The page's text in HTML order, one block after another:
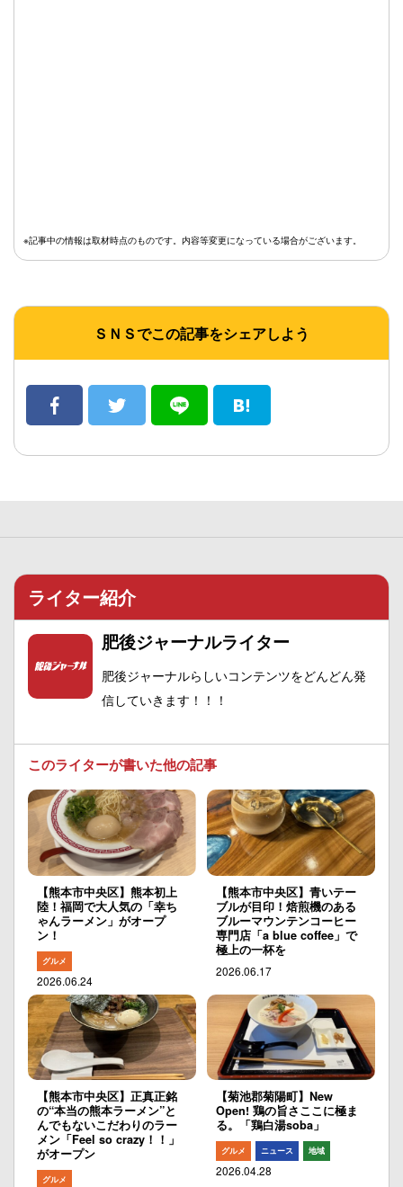
※記事中の情報は取材時点のものです。内容等変更になっている場合がございます。
ＳＮＳでこの記事をシェアしよう
ライター紹介
肥後ジャーナルライター
肥後ジャーナルらしいコンテンツをどんどん発
信していきます！！！
このライターが書いた他の記事
【熊本市中央区】熊本初上
陸！福岡で大人気の「幸ち
ゃんラーメン」がオープ
ン！
グルメ
2026.06.24
【熊本市中央区】青いテー
ブルが目印！焙煎機のある
ブルーマウンテンコーヒー
専門店「a blue coffee」で
極上の一杯を
2026.06.17
【熊本市中央区】正真正銘
の“本当の熊本ラーメン”と
んでもないこだわりのラー
メン「Feel so crazy！！」
がオープン
グルメ
【菊池郡菊陽町】New
Open! 鶏の旨さここに極ま
る。「鶏白湯soba」
グルメ ニュース 地域
2026.04.28